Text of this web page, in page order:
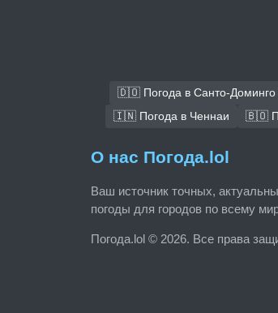
🇩🇴 Погода в Санто-Доминго
🇮🇳 Погода в Ченнаи
🇧🇴
О нас Погода.lol
Ваш источник точных,
погоды для городов по всему
Погода.lol © 2026. Все права